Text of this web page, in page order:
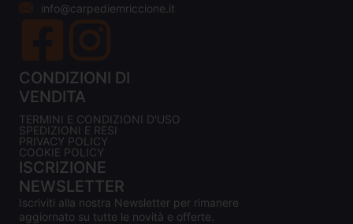
info@carpediemriccione.it
CONDIZIONI DI
VENDITA
TERMINI E CONDIZIONI D'USO
SPEDIZIONI E RESI
PRIVACY POLICY
COOKIE POLICY
ISCRIZIONE
NEWSLETTER
Iscriviti alla nostra Newsletter per rimanere
aggiornato su tutte le novità e offerte.